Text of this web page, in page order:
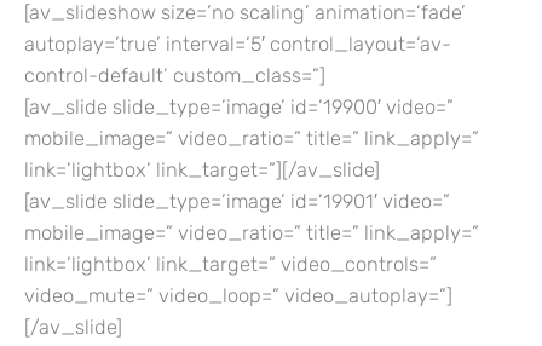
[av_slideshow size=’no scaling’ animation=’fade’
autoplay=’true’ interval=’5′ control_layout=’av-
control-default’ custom_class=”]
[av_slide slide_type=’image’ id=’19900′ video=”
mobile_image=” video_ratio=” title=” link_apply=”
link=’lightbox’ link_target=”][/av_slide]
[av_slide slide_type=’image’ id=’19901′ video=”
mobile_image=” video_ratio=” title=” link_apply=”
link=’lightbox’ link_target=” video_controls=”
video_mute=” video_loop=” video_autoplay=”]
[/av_slide]